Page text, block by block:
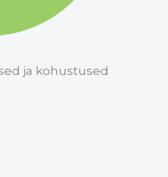
ja kohustused